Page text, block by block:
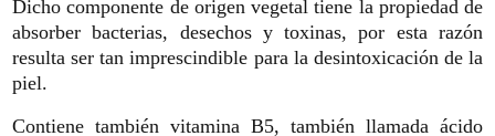
Dicho componente de origen vegetal tiene la propiedad de
absorber bacterias, desechos y toxinas, por esta razón
resulta ser tan imprescindible para la desintoxicación de la
piel.
Contiene también vitamina B5, también llamada ácido